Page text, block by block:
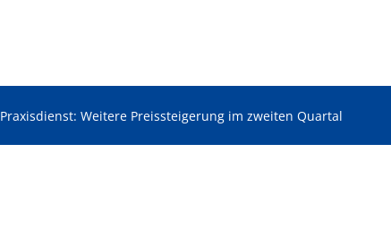
Praxisdienst: Weitere Preissteigerung im zweiten Quartal